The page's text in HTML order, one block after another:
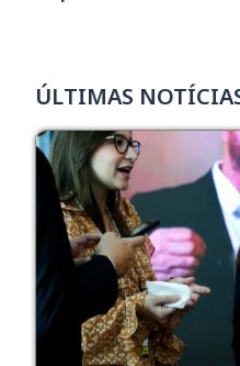
ÚLTIMAS